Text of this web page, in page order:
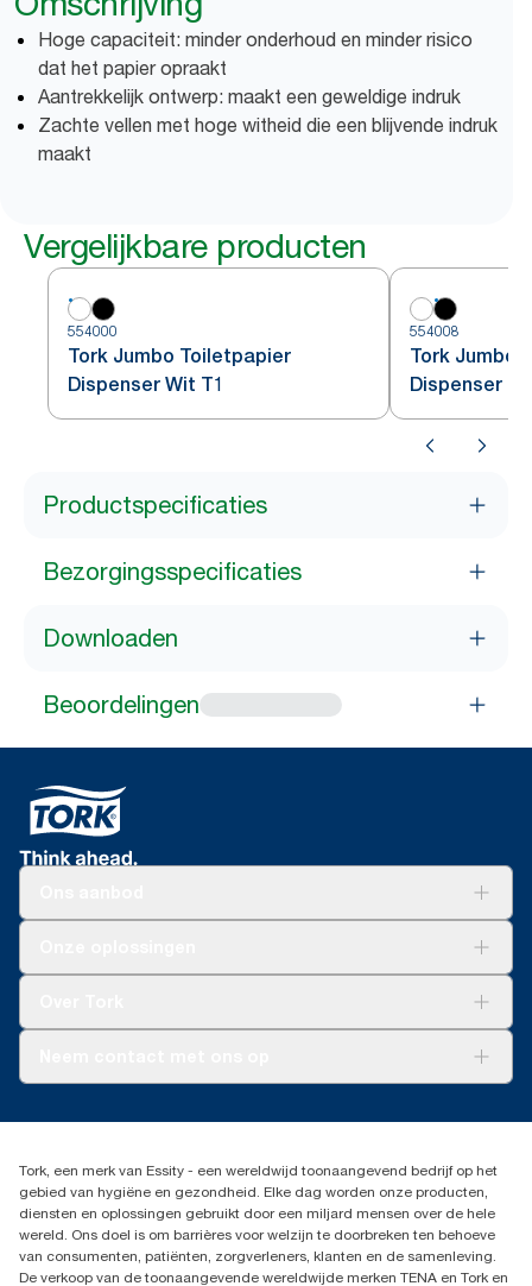
Hoge capaciteit: minder onderhoud en minder risico
dat het papier opraakt
Aantrekkelijk ontwerp: maakt een geweldige indruk
Zachte vellen met hoge witheid die een blijvende indruk
maakt
Vergelijkbare producten
554000
Tork Jumbo Toiletpapier
Dispenser Wit T1
554008
Tork Jumbo
Dispenser
Productspecificaties
Bezorgingsspecificaties
Downloaden
Beoordelingen
Productklacht
Dispenserklacht
030 - 698 46 66
Essity Netherlands B.V.
Arnhemse Bovenweg 120
3708 AH ZEIST
Nederland
Tork, een merk van Essity - een wereldwijd toonaangevend bedrijf op het
gebied van hygiëne en gezondheid. Elke dag worden onze producten,
diensten en oplossingen gebruikt door een miljard mensen over de hele
wereld. Ons doel is om barrières voor welzijn te doorbreken ten behoeve
van consumenten, patiënten, zorgverleners, klanten en de samenleving.
De verkoop van de toonaangevende wereldwijde merken TENA en Tork en